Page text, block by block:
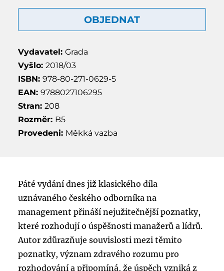
OBJEDNAT
Vydavatel: Grada
Vyšlo: 2018/03
ISBN: 978-80-271-0629-5
EAN: 9788027106295
Stran: 208
Rozměr: B5
Provedeni: Měkká vazba
Páté vydání dnes již klasického díla
uznávaného českého odborníka na
management přináší nejužitečnější poznatky,
které rozhodují o úspěšnosti manažerů a lídrů.
Autor zdůrazňuje souvislosti mezi těmito
poznatky, význam zdravého rozumu pro
rozhodování a připomíná, že úspěch vzniká z